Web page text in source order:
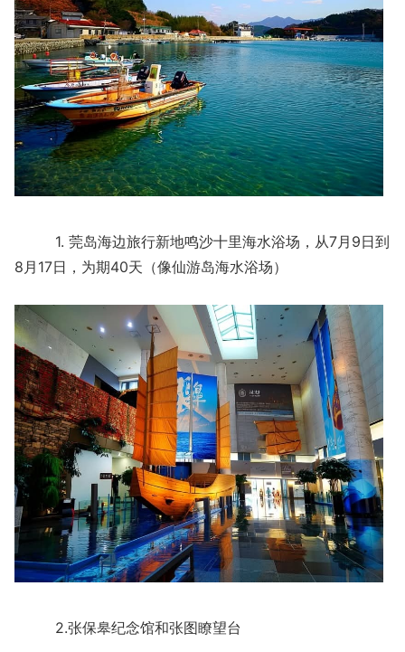
1. 莞岛海边旅行新地鸣沙十里海水浴场，从7月9日到
8月17日，为期40天（像仙游岛海水浴场）
2.张保皋纪念馆和张图瞭望台